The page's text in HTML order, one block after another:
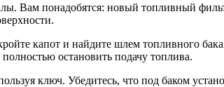
Вам понадобятся: новый топливный
капот и найдите шлем топливного
остановить подачу топлива.
ключ. Убедитесь, что под баком